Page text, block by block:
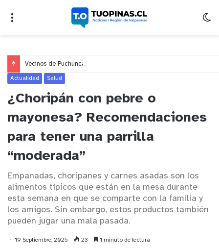
Actualidad Salud
¿Choripán con pebre o
mayonesa? Recomendaciones
para tener una parrilla
“moderada”
Empanadas, choripanes y carnes asadas son los
alimentos típicos que están en la mesa durante
esta semana en que se comparte con la familia y
los amigos. Sin embargo, estos productos también
pueden jugar una mala pasada.
19 Septiembre, 2025 23 1 minuto de lectura